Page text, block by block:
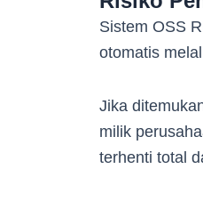
Sistem OSS
otomatis
Jika
milik
terhenti total